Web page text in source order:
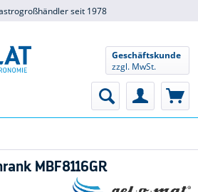
seit 1978
Geschäftskunde
zzgl. MwSt.
MBF8116GR